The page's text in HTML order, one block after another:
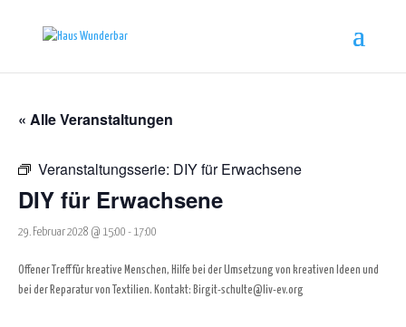
« Alle Veranstaltungen
Veranstaltungsserie: DIY für Erwachsene
DIY für Erwachsene
29. Februar 2028 @ 15:00 - 17:00
Offener Treff für kreative Menschen, Hilfe bei der Umsetzung von kreativen Ideen und
bei der Reparatur von Textilien. Kontakt: Birgit-schulte@liv-ev.org